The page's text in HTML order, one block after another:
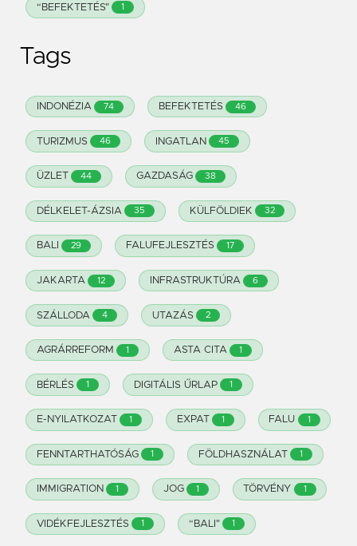
“BEFEKTETÉS" 1
Tags
INDONÉZIA 74 BEFEKTETÉS 46
TURIZMUS 46 INGATLAN 45
ÜZLET 44 GAZDASÁG 38
DÉLKELET-ÁZSIA 35 KÜLFÖLDIEK 32
BALI 29 FALUFEJLESZTÉS 17
JAKARTA 12 INFRASTRUKTÚRA 6
SZÁLLODA 4 UTAZÁS 2
AGRÁRREFORM 1 ASTA CITA 1
BÉRLÉS 1 DIGITÁLIS ŰRLAP 1
E-NYILATKOZAT 1 EXPAT 1 FALU 1
FENNTARTHATÓSÁG 1 FÖLDHASZNÁLAT 1
IMMIGRATION 1 JOG 1 TÖRVÉNY 1
VIDÉKFEJLESZTÉS 1 “BALI" 1